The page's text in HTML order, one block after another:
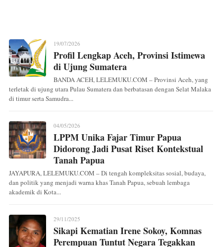
19/07/2026
Profil Lengkap Aceh, Provinsi Istimewa
di Ujung Sumatera
BANDA ACEH, LELEMUKU.COM – Provinsi Aceh, yang
terletak di ujung utara Pulau Sumatera dan berbatasan dengan Selat Malaka
di timur serta Samudra...
04/05/2026
LPPM Unika Fajar Timur Papua
Didorong Jadi Pusat Riset Kontekstual
Tanah Papua
JAYAPURA, LELEMUKU.COM – Di tengah kompleksitas sosial, budaya,
dan politik yang menjadi warna khas Tanah Papua, sebuah lembaga
akademik di Kota...
29/11/2025
Sikapi Kematian Irene Sokoy, Komnas
Perempuan Tuntut Negara Tegakkan